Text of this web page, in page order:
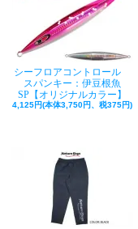
シーフロアコントロール
スパンキー：伊豆根魚
SP【オリジナルカラー】
4,125円(本体3,750円、税375円)